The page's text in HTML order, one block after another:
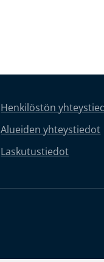
Henkilöstön
Alueiden yhteystiedot
Laskutustiedot